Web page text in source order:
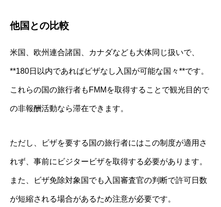
他国との比較
米国、欧州連合諸国、カナダなども大体同じ扱いで、
**180日以内であればビザなし入国が可能な国々**です。
これらの国の旅行者もFMMを取得することで観光目的で
の非報酬活動なら滞在できます。
ただし、ビザを要する国の旅行者にはこの制度が適用さ
れず、事前にビジタービザを取得する必要があります。
また、ビザ免除対象国でも入国審査官の判断で許可日数
が短縮される場合があるため注意が必要です。